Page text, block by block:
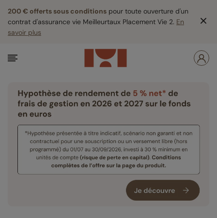
200 € offerts sous conditions pour toute ouverture d'un
contrat d'assurance vie Meilleurtaux Placement Vie 2. En
savoir plus